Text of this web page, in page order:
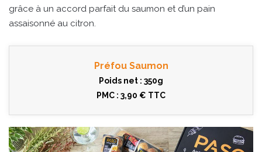
grâce à un accord parfait du saumon et d’un pain
assaisonné au citron.
Préfou Saumon
Poids net : 350g
PMC : 3,90 € TTC